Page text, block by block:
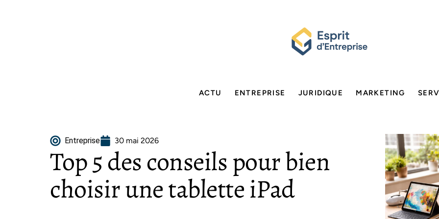
ACTU ENTREPRISE JURIDIQUE MARKETING
Entreprise 30 mai 2026
Top 5 des conseils pour bien
choisir une tablette iPad